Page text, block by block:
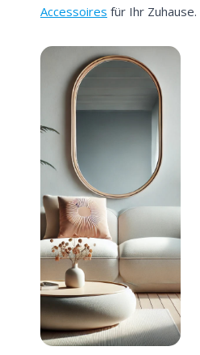
Accessoires für Ihr Zuhause.